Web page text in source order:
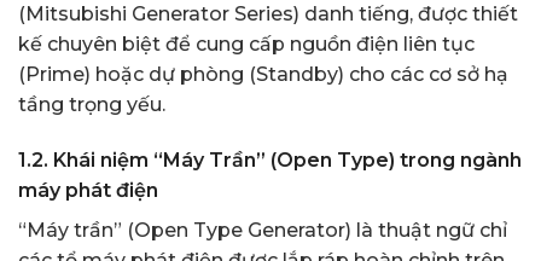
(Mitsubishi Generator Series) danh tiếng, được thiết
kế chuyên biệt để cung cấp nguồn điện liên tục
(Prime) hoặc dự phòng (Standby) cho các cơ sở hạ
tầng trọng yếu.
1.2. Khái niệm “Máy Trần” (Open Type) trong ngành
máy phát điện
“Máy trần” (Open Type Generator) là thuật ngữ chỉ